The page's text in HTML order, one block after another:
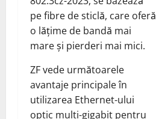
pe fibre de sticlă, care oferă
o lățime de bandă mai
mare și pierderi mai mici.
ZF vede următoarele
avantaje principale în
utilizarea Ethernet-ului
optic multi-gigabit pentru